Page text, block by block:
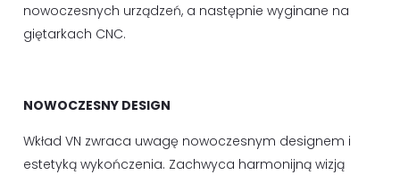
nowoczesnych urządzeń, a następnie wyginane na
giętarkach CNC.
NOWOCZESNY DESIGN
Wkład VN zwraca uwagę nowoczesnym designem i
estetyką wykończenia. Zachwyca harmonijną wizją